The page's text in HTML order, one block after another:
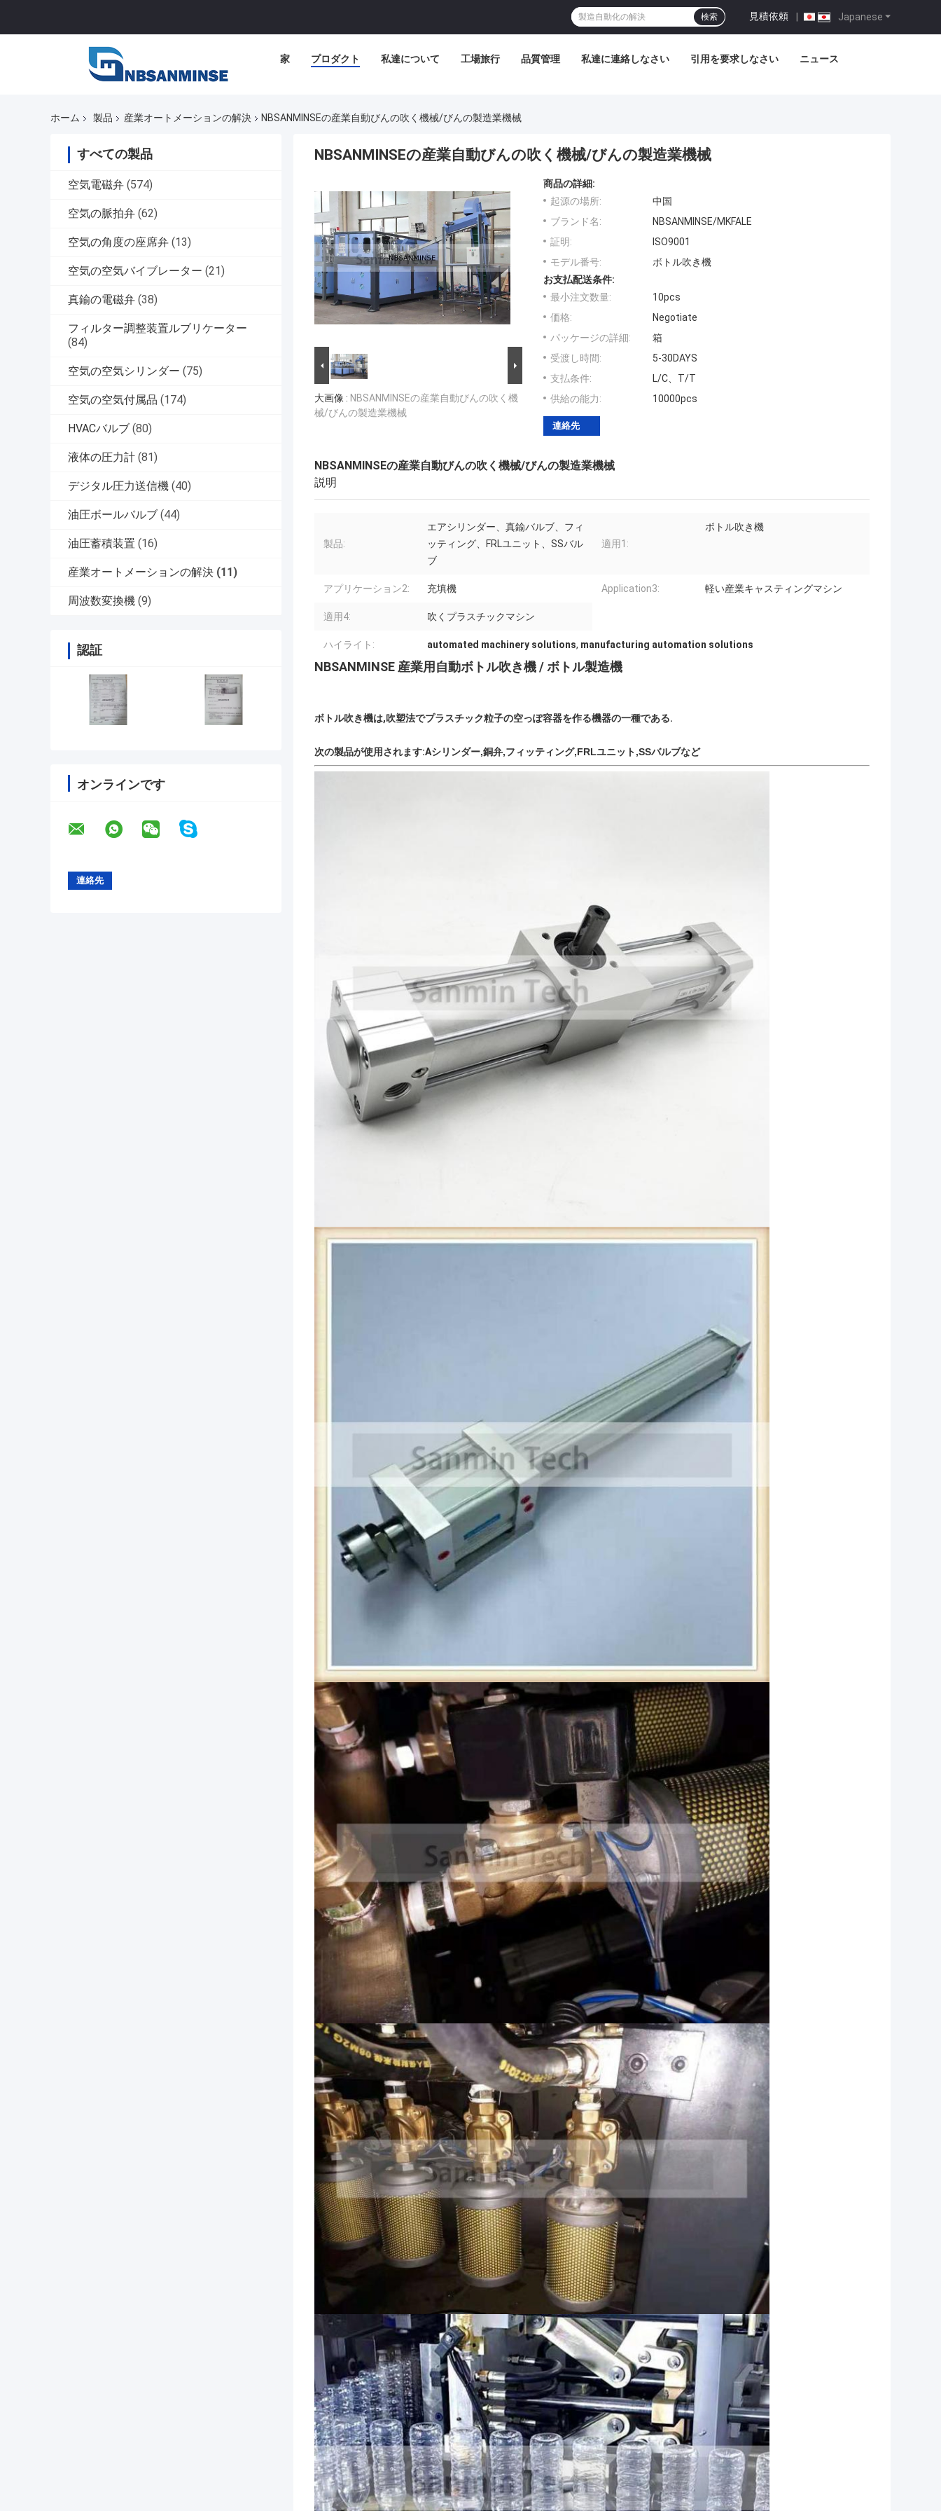
Japanese
見積依頼 |
検索
家 プロダクト 私達について 工場旅行 品質管理 私達に連絡しなさい 引用を要求しなさい ニュース
ホーム 製品 産業オートメーションの解決 NBSANMINSEの産業自動びんの吹く機械/びんの製造業機械
すべての製品
空気電磁弁 (574)
空気の脈拍弁 (62)
空気の角度の座席弁 (13)
空気の空気バイブレーター (21)
真鍮の電磁弁 (38)
フィルター調整装置ルブリケーター
(84)
空気の空気シリンダー (75)
空気の空気付属品 (174)
HVACバルブ (80)
液体の圧力計 (81)
デジタル圧力送信機 (40)
油圧ボールバルブ (44)
油圧蓄積装置 (16)
産業オートメーションの解決 (11)
周波数変換機 (9)
認証
オンラインです
NBSANMINSEの産業自動びんの吹く機械/びんの製造業機械
大画像 : NBSANMINSEの産業自動びんの吹く機
械/びんの製造業機械
商品の詳細:
起源の場所:
中国
ブランド名:
NBSANMINSE/MKFALE
証明:
ISO9001
モデル番号:
ボトル吹き機
お支払配送条件:
最小注文数量:
10pcs
価格:
Negotiate
パッケージの詳細:
箱
受渡し時間:
5-30DAYS
支払条件:
L/C、T/T
供給の能力:
10000pcs
連絡先
NBSANMINSEの産業自動びんの吹く機械/びんの製造業機械
説明
製品:
エアシリンダー、真鍮バルブ、フィ
ッティング、FRLユニット、SSバル
ブ
適用1:
ボトル吹き機
アプリケーション2: 充填機 Application3: 軽い産業キャスティングマシン
適用4: 吹くプラスチックマシン
ハイライト: automated machinery solutions, manufacturing automation solutions
NBSANMINSE 産業用自動ボトル吹き機 / ボトル製造機
ボトル吹き機は,吹塑法でプラスチック粒子の空っぽ容器を作る機器の一種である.
次の製品が使用されます:Aシリンダー,銅弁,フィッティング,FRLユニット,SSバルブなど